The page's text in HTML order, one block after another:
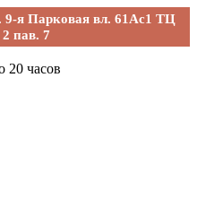
я Парковая вл. 61Ас1 ТЦ
пав. 7
20 часов